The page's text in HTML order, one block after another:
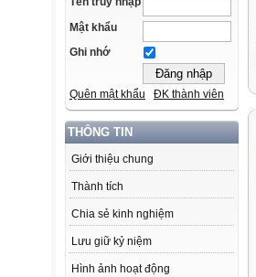
Mật khẩu
Ghi nhớ
Quên mật khẩu ĐK thành viên
THÔNG TIN
Giới thiệu chung
Thành tích
Chia sẻ kinh nghiệm
Lưu giữ kỷ niệm
Hình ảnh hoạt động